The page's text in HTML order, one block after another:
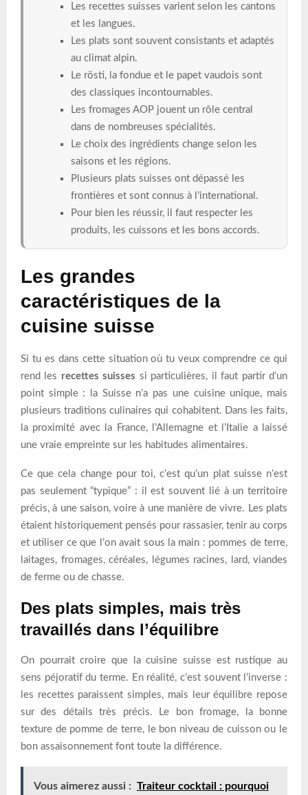
Les recettes suisses varient selon les cantons
et les langues.
Les plats sont souvent consistants et adaptés
au climat alpin.
Le rösti, la fondue et le papet vaudois sont
des classiques incontournables.
Les fromages AOP jouent un rôle central
dans de nombreuses spécialités.
Le choix des ingrédients change selon les
saisons et les régions.
Plusieurs plats suisses ont dépassé les
frontières et sont connus à l’international.
Pour bien les réussir, il faut respecter les
produits, les cuissons et les bons accords.
Les grandes
caractéristiques de la
cuisine suisse
Si tu es dans cette situation où tu veux comprendre ce qui
rend les recettes suisses si particulières, il faut partir d’un
point simple : la Suisse n’a pas une cuisine unique, mais
plusieurs traditions culinaires qui cohabitent. Dans les faits,
la proximité avec la France, l’Allemagne et l’Italie a laissé
une vraie empreinte sur les habitudes alimentaires.
Ce que cela change pour toi, c’est qu’un plat suisse n’est
pas seulement “typique” : il est souvent lié à un territoire
précis, à une saison, voire à une manière de vivre. Les plats
étaient historiquement pensés pour rassasier, tenir au corps
et utiliser ce que l’on avait sous la main : pommes de terre,
laitages, fromages, céréales, légumes racines, lard, viandes
de ferme ou de chasse.
Des plats simples, mais très
travaillés dans l’équilibre
On pourrait croire que la cuisine suisse est rustique au
sens péjoratif du terme. En réalité, c’est souvent l’inverse :
les recettes paraissent simples, mais leur équilibre repose
sur des détails très précis. Le bon fromage, la bonne
texture de pomme de terre, le bon niveau de cuisson ou le
bon assaisonnement font toute la différence.
Vous aimerez aussi : Traiteur cocktail : pourquoi